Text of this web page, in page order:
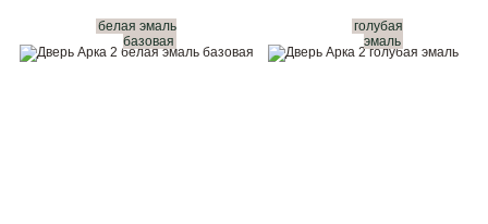
белая эмаль
базовая
голубая
эмаль